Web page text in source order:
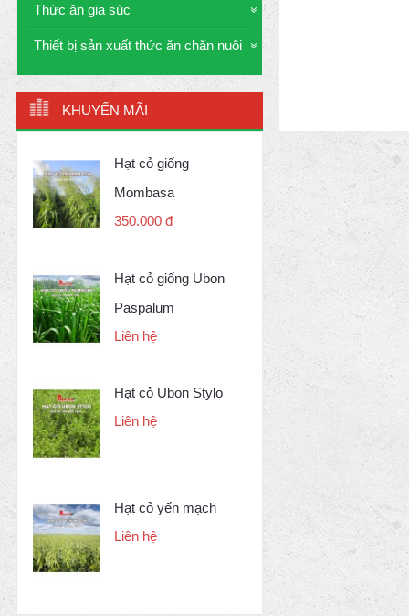
Thức ăn gia súc
Thiết bị sản xuất thức ăn chăn nuôi
KHUYẾN MÃI
Hạt cỏ giống
Mombasa
350.000 đ
Hạt cỏ giống Ubon
Paspalum
Liên hệ
Hạt cỏ Ubon Stylo
Liên hệ
Hạt cỏ yến mạch
Liên hệ